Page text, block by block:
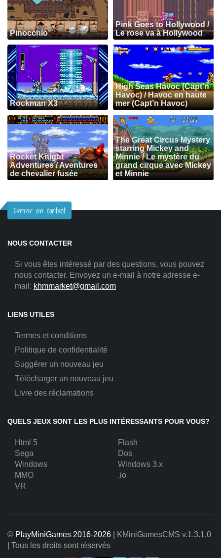
Pinocchio
Pink Goes to Hollywood /
Le rose va à Hollywood
Rockman X3
High Seas Havoc (Capt’n
Havoc) / Havoc en haute
mer (Capt’n Havoc)
Rocket Knight
Adventures / Aventures
de chevalier fusée
The Great Circus Mystery
starring Mickey and
Minnie / Le mystère du
grand cirque avec Mickey
et Minnie
Entrer en contact
NOUS CONTACTER
Si vous êtes intéressé par des questions, vous pouvez
nous contacter. Envoyez un e-mail à notre adresse e-
mail: khmmarket@gmail.com
LIENS UTILES
Termes et conditions
Politique de confidentialité
Suggérer un nouveau jeu
Télécharger un nouveau jeu
Livre des réclamations
QUELS JEUX SONT LES PLUS INTÉRESSANTS POUR VOUS?
Html 5
Flash
Sega
Dos
Windows
Windows 3.x
MMO
.io
VR
© PlayMiniGames 2016-2026 | KMiniGamesCMS v.1.3.1.0
| Tous les droits sont réservés